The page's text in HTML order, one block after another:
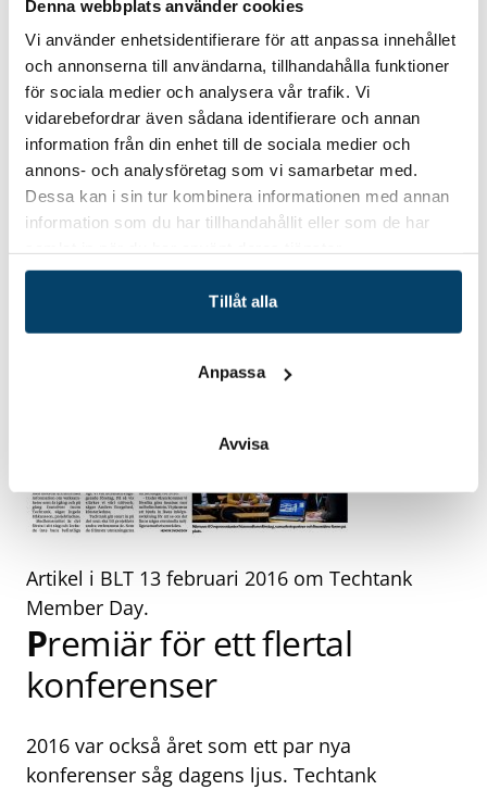
Denna webbplats använder cookies
Vi använder enhetsidentifierare för att anpassa innehållet
och annonserna till användarna, tillhandahålla funktioner
för sociala medier och analysera vår trafik. Vi
vidarebefordrar även sådana identifierare och annan
information från din enhet till de sociala medier och
annons- och analysföretag som vi samarbetar med.
Dessa kan i sin tur kombinera informationen med annan
information som du har tillhandahållit eller som de har
Tillåt alla
Anpassa
Avvisa
– Att mäkla relevanta utbildningar som matchar
industrins behov har hela tiden varit ett viktigt
område för Techtank att arbeta med och utgör än
idag en betydelsefull basverksamhet, berättar
Ingela Håkansson, Techtanks nuvarande VD och
som under den aktuella tiden var projektledare
för området kompetensutveckling.
Artikel i BLT 13 februari 2016 om Techtank
Member Day.
Premiär för ett flertal
konferenser
2016 var också året som ett par nya
konferenser såg dagens ljus. Techtank